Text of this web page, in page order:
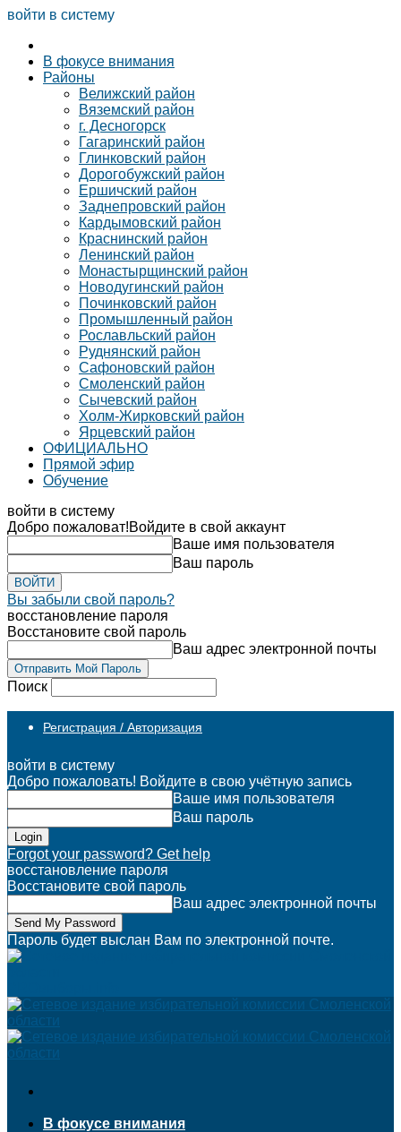
войти в систему
В фокусе внимания
Районы
Велижский район
Вяземский район
г. Десногорск
Гагаринский район
Глинковский район
Дорогобужский район
Ершичский район
Заднепровский район
Кардымовский район
Краснинский район
Ленинский район
Монастырщинский район
Новодугинский район
Починковский район
Промышленный район
Рославльский район
Руднянский район
Сафоновский район
Смоленский район
Сычевский район
Холм-Жирковский район
Ярцевский район
ОФИЦИАЛЬНО
Прямой эфир
Обучение
войти в систему
Добро пожаловат!Войдите в свой аккаунт
Ваше имя пользователя
Ваш пароль
Вы забыли свой пароль?
восстановление пароля
Восстановите свой пароль
Ваш адрес электронной почты
Поиск
Регистрация / Авторизация
войти в систему
Добро пожаловать! Войдите в свою учётную запись
Ваше имя пользователя
Ваш пароль
Forgot your password? Get help
восстановление пароля
Восстановите свой пароль
Ваш адрес электронной почты
Пароль будет выслан Вам по электронной почте.
В фокусе внимания